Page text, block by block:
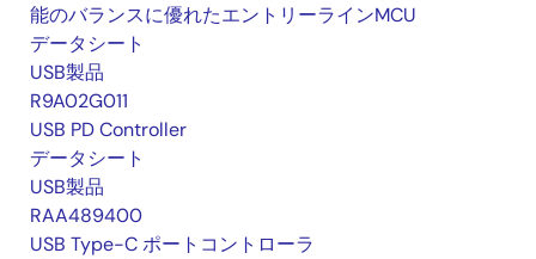
能のバランスに優れたエントリーラインMCU
データシート
USB製品
R9A02G011
USB PD Controller
データシート
USB製品
RAA489400
USB Type-C ポートコントローラ